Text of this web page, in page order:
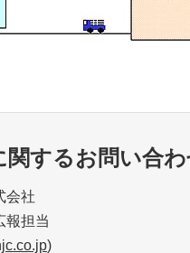
関するお問い合
会社
担当
)